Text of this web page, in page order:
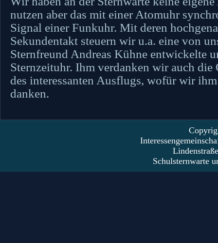
nutzen aber das mit einer Atomuhr
Signal einer Funkuhr. Mit deren
Sekundentakt steuern wir u.a. eine von
Sternfreund Andreas Kühne entwickelte
Sternzeituhr. Ihm verdanken wir auch die
des interessanten Ausflugs, wofür wir
danken.
Schulsternwarte